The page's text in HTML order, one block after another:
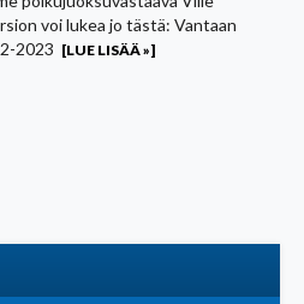
voi lukea jo tästä: Vantaan
2023 [LUE LISÄÄ »]